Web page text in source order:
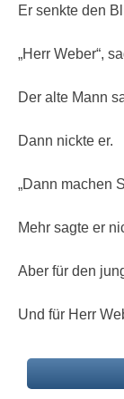
Er senkte den
„Herr Weber“,
Der alte Mann
Dann nickte er.
„Dann machen
Mehr sagte er
Aber für den
Und für Herr